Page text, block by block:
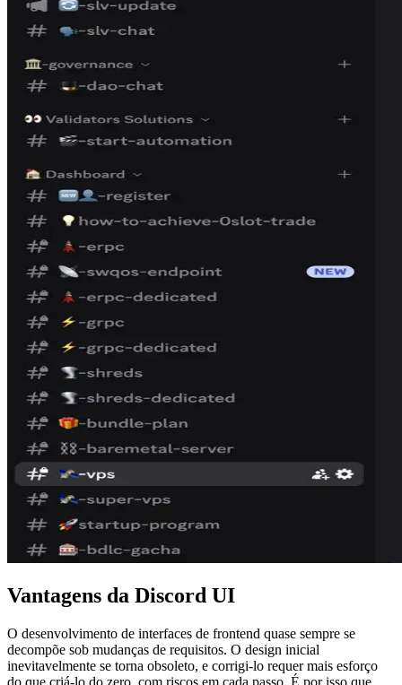
Vantagens da Discord UI
O desenvolvimento de interfaces de frontend quase sempre se
decompõe sob mudanças de requisitos. O design inicial
inevitavelmente se torna obsoleto, e corrigi-lo requer mais esforço